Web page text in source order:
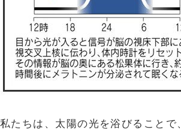
私たちは、太陽の光を浴びることで